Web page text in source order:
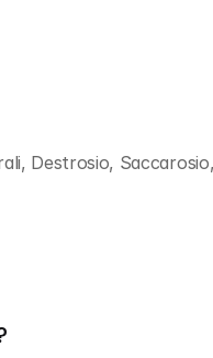
Destrosio,